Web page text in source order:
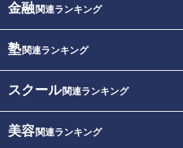
金融関連ランキング
塾関連ランキング
スクール関連ランキング
美容関連ランキング